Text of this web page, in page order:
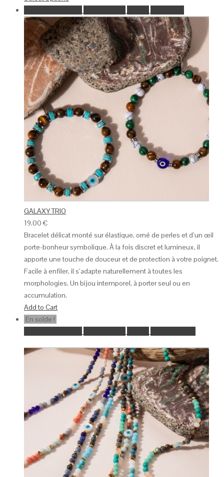
GALAXY TRIO
19.00€
Bracelet délicat monté sur élastique, orné de perles et d’un œil
porte-bonheur symbolique. À la fois discret et lumineux, il
apporte une touche de douceur et de protection à votre poignet.
Facile à enfiler, il s’adapte naturellement à toutes les
morphologies. Un bijou intemporel, à porter seul ou en
accumulation.
Add to Cart
En solde !